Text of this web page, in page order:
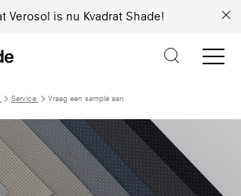
Verosol is nu Kvadrat Shade!
Service Vraag een sample aan